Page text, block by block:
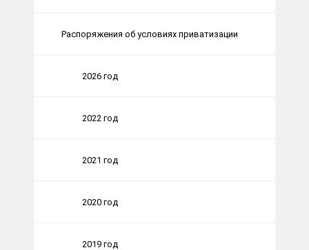
Распоряжения об условиях приватизации
2026 год
2022 год
2021 год
2020 год
2019 год